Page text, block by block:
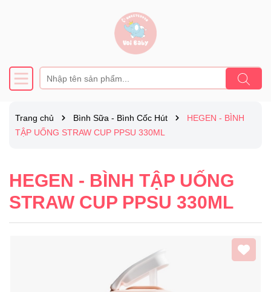
Trang chủ Bình Sữa - Bình Cốc Hút
HEGEN - BÌNH
TẬP UỐNG STRAW CUP PPSU 330ML
HEGEN - BÌNH TẬP UỐNG
STRAW CUP PPSU 330ML